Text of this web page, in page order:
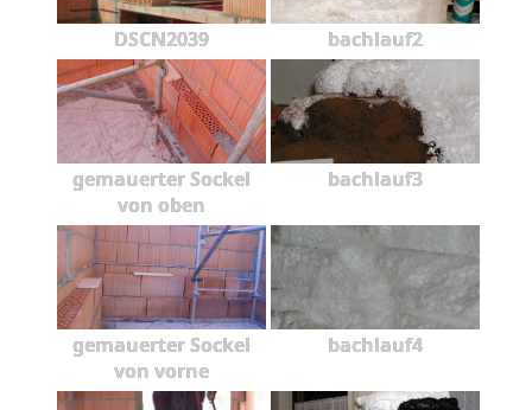
DSCN2039 bachlauf2
gemauerter Sockel
von oben
bachlauf3
gemauerter Sockel
von vorne
bachlauf4